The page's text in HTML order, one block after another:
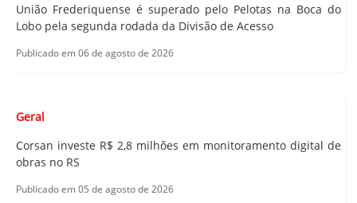
União Frederiquense é superado pelo Pelotas na Boca do
Lobo pela segunda rodada da Divisão de Acesso
Publicado em 06 de agosto de 2026
Geral
Corsan investe R$ 2,8 milhões em monitoramento digital de
obras no RS
Publicado em 05 de agosto de 2026